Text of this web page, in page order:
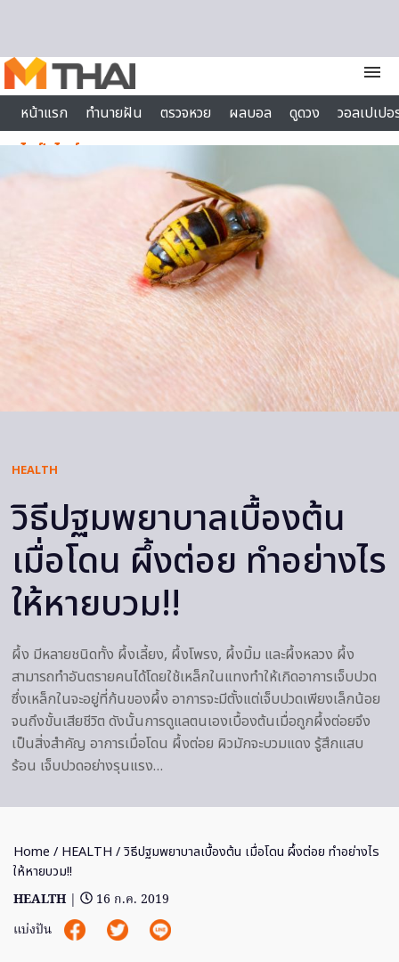
menu
หน้าแรก
ทำนายฝัน ตรวจหวย ผลบอล ดูดวง
วอลเปเป
ไลฟ์สไตล์
HEALTH
วิธีปฐมพยาบาลเบื้องต้น
เมื่อโดน ผึ้งต่อย ทําอย่างไร
ให้หายบวม!!
ผึ้ง มีหลายชนิดทั้ง ผึ้งเลี้ยง, ผึ้งโพรง, ผึ้งมิ้ม และผึ้งหลวง ผึ้ง
สามารถทำอันตรายคนได้โดยใช้เหล็กในแทงทำให้เกิดอาการเจ็บปวด
ซึ่งเหล็กในจะอยู่ที่ก้นของผึ้ง อาการจะมีตั้งแต่เจ็บปวดเพียงเล็กน้อย
จนถึงขั้นเสียชีวิต ดังนั้นการดูแลตนเองเบื้องต้นเมื่อถูกผึ้งต่อยจึง
เป็นสิ่งสำคัญ อาการเมื่อโดน ผึ้งต่อย ผิวมักจะบวมแดง รู้สึกแสบ
ร้อน เจ็บปวดอย่างรุนแรง…
Home / HEALTH / วิธีปฐมพยาบาลเบื้องต้น เมื่อโดน ผึ้งต่อย ทําอย่างไร
ให้หายบวม!!
HEALTH |
16 ก.ค. 2019
แบ่งปัน